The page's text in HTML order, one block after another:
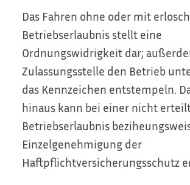
Das Fahren ohne oder mit
Betriebserlaubnis stellt eine
Ordnungswidrigkeit dar;
Zulassungsstelle den Betrieb
das Kennzeichen entstempeln.
hinaus kann bei einer nicht
Betriebserlaubnis
Einzelgenehmigung der
Haftpflichtversicherungsschutz